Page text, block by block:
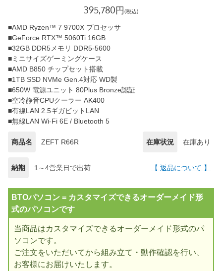
395,780円(税込)
■AMD Ryzen™ 7 9700X プロセッサ
■GeForce RTX™ 5060Ti 16GB
■32GB DDR5メモリ DDR5-5600
■ミニサイズゲーミングケース
■AMD B850 チップセット搭載
■1TB SSD NVMe Gen.4対応 WD製
■650W 電源ユニット 80Plus Bronze認証
■空冷静音CPUクーラー AK400
■有線LAN 2.5ギガビットLAN
■無線LAN Wi-Fi 6E / Bluetooth 5
商品名 ZEFT R66R 在庫状況 在庫あり
納期 1～4営業日で出荷 【 返品について 】
BTOパソコン = カスタマイズできるオーダーメイド形
式のパソコンです
当商品はカスタマイズできるオーダーメイド形式のパ
ソコンです。
ご注文をいただいてから組み立て・動作確認を行い、
お客様にお届けいたします。